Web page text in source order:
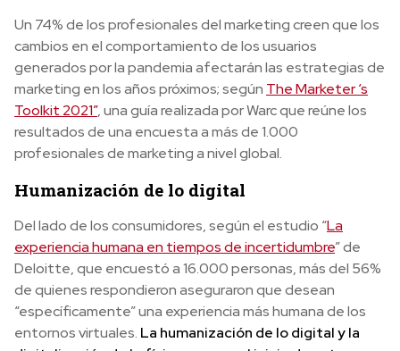
Un 74% de los profesionales del marketing creen que los
cambios en el comportamiento de los usuarios
generados por la pandemia afectarán las estrategias de
marketing en los años próximos;según The Marketer ‘s
Toolkit 2021”, una guía realizada por Warc que reúne los
resultados de una encuesta a más de 1.000
profesionales de marketing a nivel global.
Humanización de lo digital
Del lado de los consumidores, según el estudio “La
experiencia humana en tiempos de incertidumbre” de
Deloitte, que encuestó a 16.000 personas, más del 56%
de quienes respondieron aseguraron que desean
“específicamente” una experiencia más humana de los
entornos virtuales. La humanización de lo digital y la